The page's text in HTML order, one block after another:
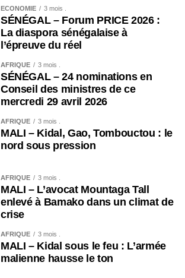
ECONOMIE 3 mois .
SÉNÉGAL – Forum PRICE 2026 :
La diaspora sénégalaise à
l’épreuve du réel
AFRIQUE 3 mois .
SÉNÉGAL – 24 nominations en
Conseil des ministres de ce
mercredi 29 avril 2026
AFRIQUE 3 mois .
MALI – Kidal, Gao, Tombouctou : le
nord sous pression
AFRIQUE 3 mois .
MALI – L’avocat Mountaga Tall
enlevé à Bamako dans un climat de
crise
AFRIQUE 3 mois .
MALI – Kidal sous le feu : L’armée
malienne hausse le ton